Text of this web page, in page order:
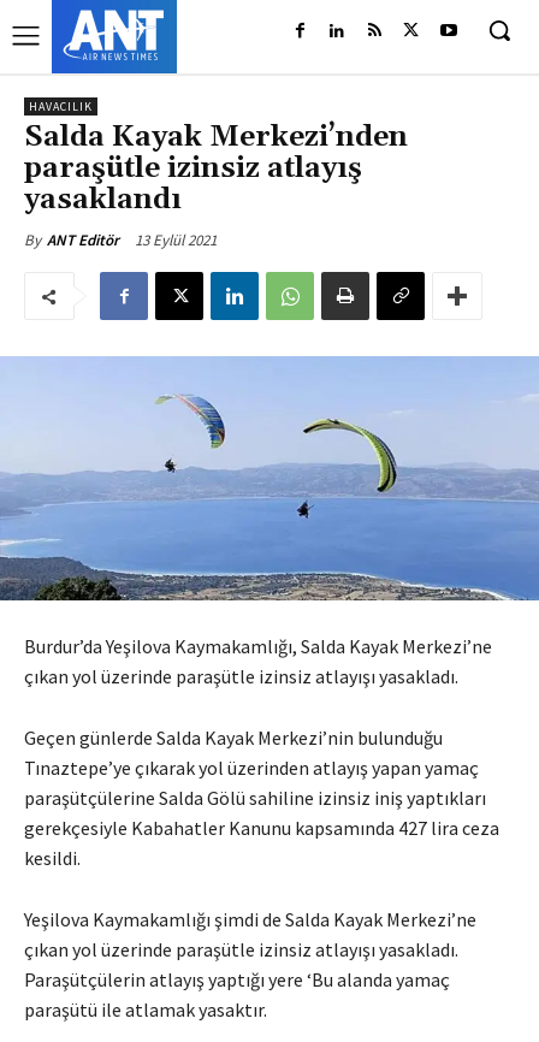
HAVACILIK
Salda Kayak Merkezi’nden
paraşütle izinsiz atlayış
yasaklandı
By ANT Editör 13 Eylül 2021
Burdur’da Yeşilova Kaymakamlığı, Salda Kayak Merkezi’ne
çıkan yol üzerinde paraşütle izinsiz atlayışı yasakladı.
Geçen günlerde Salda Kayak Merkezi’nin bulunduğu
Tınaztepe’ye çıkarak yol üzerinden atlayış yapan yamaç
paraşütçülerine Salda Gölü sahiline izinsiz iniş yaptıkları
gerekçesiyle Kabahatler Kanunu kapsamında 427 lira ceza
kesildi.
Yeşilova Kaymakamlığı şimdi de Salda Kayak Merkezi’ne
çıkan yol üzerinde paraşütle izinsiz atlayışı yasakladı.
Paraşütçülerin atlayış yaptığı yere ‘Bu alanda yamaç
paraşütü ile atlamak yasaktır.